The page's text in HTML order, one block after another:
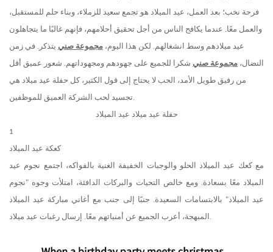
فرحة نخب؛ بعد العمل، عيد الميلاد هو تجمع سعيد للزملاء، وبناء حلم للمستقبل،
والعمل معًا. عندما يكافح الناس من أجل تحقيق أحلامهم، فإنهم غالبًا ما يتجاهلون
عيد ميلادهم وسط انشغالهم. لكن هذا اليوم، مجموعة صني يتذكر. في زمن
النضال، مجموعة صني شكرا للجميع على جهودهم ومجهوداتهم. شعور عميق أقل
من رفيق طويل الأمد، الحب لا يحتاج إلى قول الكثير، كل حفلة عيد ميلاد هي
تجسيد لحب الشركة العميق للموظفين.
حفلة عيد ميلاد عيد الميلاد
1
كعكة عيد الميلاد
مع كعك عيد الميلاد الحلو والوجبات الخفيفة الغنية بالفواكه، اجتمع نجوم عيد
الميلاد معًا بسعادة. ومع خالص التحيات والبركات الدافئة، امتلأت وجوه "نجوم
عيد الميلاد" بالابتسامات السعيدة. جنبًا إلى جنب مع أغاني مباركة عيد الميلاد
المبهجة، أعرب الجميع عن أمنياتهم معًا. إرسال رغبات عيد ميلاد.